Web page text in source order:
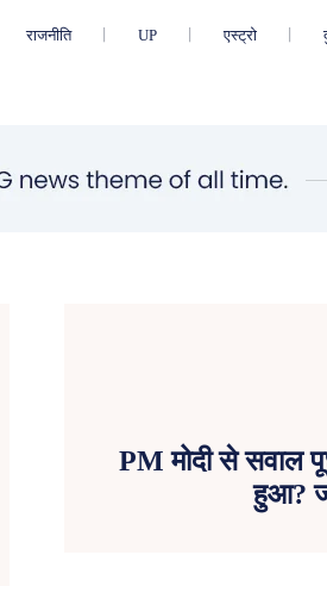
राजनीति UP एस्ट्रो
PM मोदी से सवाल
हुआ?